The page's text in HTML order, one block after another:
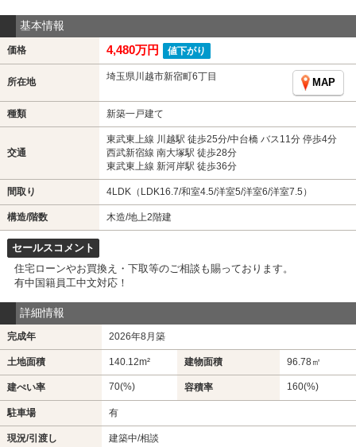
基本情報
価格 4,480万円 値下がり
所在地 埼玉県川越市新宿町6丁目
MAP
種類 新築一戸建て
交通
東武東上線 川越駅 徒歩25分/中台橋 バス11分 停歩4分
西武新宿線 南大塚駅 徒歩28分
東武東上線 新河岸駅 徒歩36分
間取り 4LDK（LDK16.7/和室4.5/洋室5/洋室6/洋室7.5）
構造/階数 木造/地上2階建
セールスコメント
住宅ローンやお買換え・下取等のご相談も賜っております。
有中国籍員工中文対応！
詳細情報
完成年 2026年8月築
土地面積 140.12m² 建物面積 96.78㎡
建ぺい率 70(%) 容積率 160(%)
駐車場 有
現況/引渡し 建築中/相談